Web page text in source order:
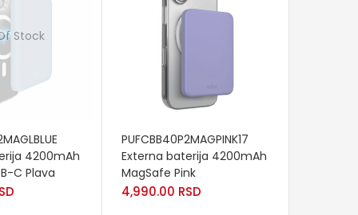
Stock
4200mAh
C Plava
PUFCBB40P2MAGPINK17
Externa baterija 4200mAh
MagSafe Pink
4,990.00 RSD